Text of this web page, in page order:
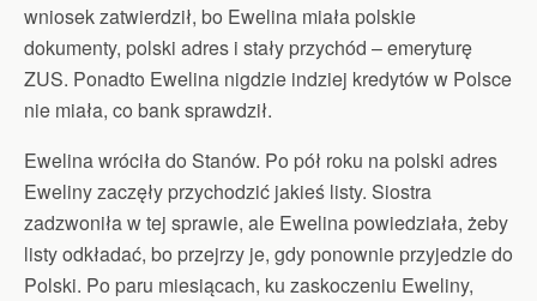
wniosek zatwierdził, bo Ewelina miała polskie
dokumenty, polski adres i stały przychód – emeryturę
ZUS. Ponadto Ewelina nigdzie indziej kredytów w Polsce
nie miała, co bank sprawdził.
Ewelina wróciła do Stanów. Po pół roku na polski adres
Eweliny zaczęły przychodzić jakieś listy. Siostra
zadzwoniła w tej sprawie, ale Ewelina powiedziała, żeby
listy odkładać, bo przejrzy je, gdy ponownie przyjedzie do
Polski. Po paru miesiącach, ku zaskoczeniu Eweliny,